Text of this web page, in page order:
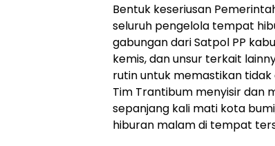
Bentuk keseriusan
seluruh pengelola tempat
gabungan dari Satpol PP
kemis, dan unsur terkait
rutin untuk memastikan
Tim Trantibum menyisir dan
sepanjang kali mati kota
hiburan malam di tempat